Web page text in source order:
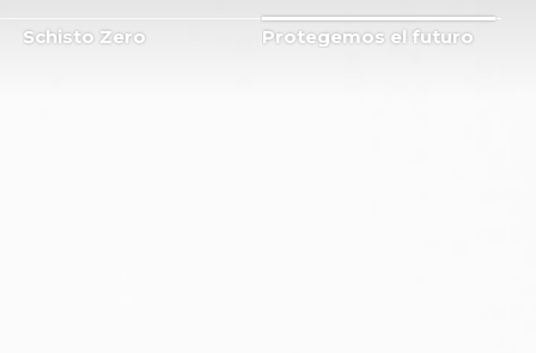
Schisto Zero Protegemos el futuro